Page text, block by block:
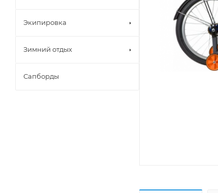
Экипировка
Зимний отдых
Сапборды